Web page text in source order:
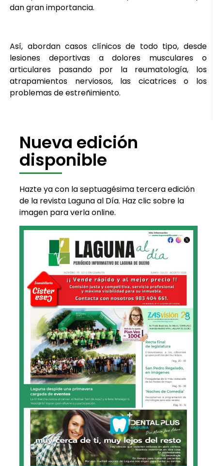
dan gran importancia.
Así, abordan casos clínicos de todo tipo, desde
lesiones deportivas a dolores musculares o
articulares pasando por la reumatología, los
atrapamientos nerviosos, las cicatrices o los
problemas de estreñimiento.
Nueva edición
disponible
Hazte ya con la septuagésima tercera edición
de la revista Laguna al Día. Haz clic sobre la
imagen para verla online.